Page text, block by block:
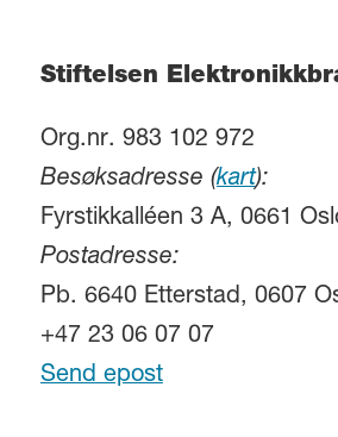
Stiftelsen
Org.nr. 983 102 972
Besøksadresse (kart):
Fyrstikkalléen 3 A, 0661
Postadresse:
Pb. 6640 Etterstad, 0607
+47 23 06 07 07
Send epost